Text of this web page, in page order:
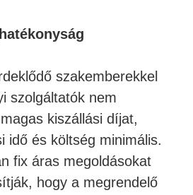
szakemberekkel
szolgáltatók nem
kiszállási díjat,
idő és költség minimális.
fix áras megoldásokat
hogy a megrendelő